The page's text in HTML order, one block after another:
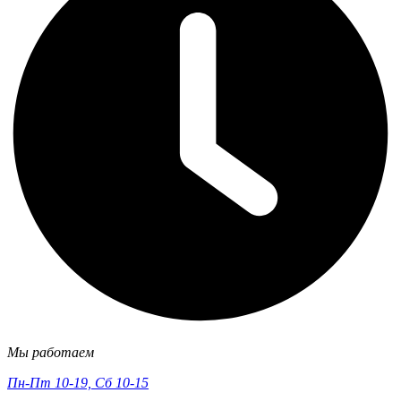
Мы работаем
Пн-Пт 10-19, Сб 10-15